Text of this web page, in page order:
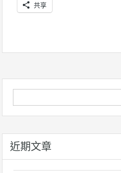
共享
近期文章